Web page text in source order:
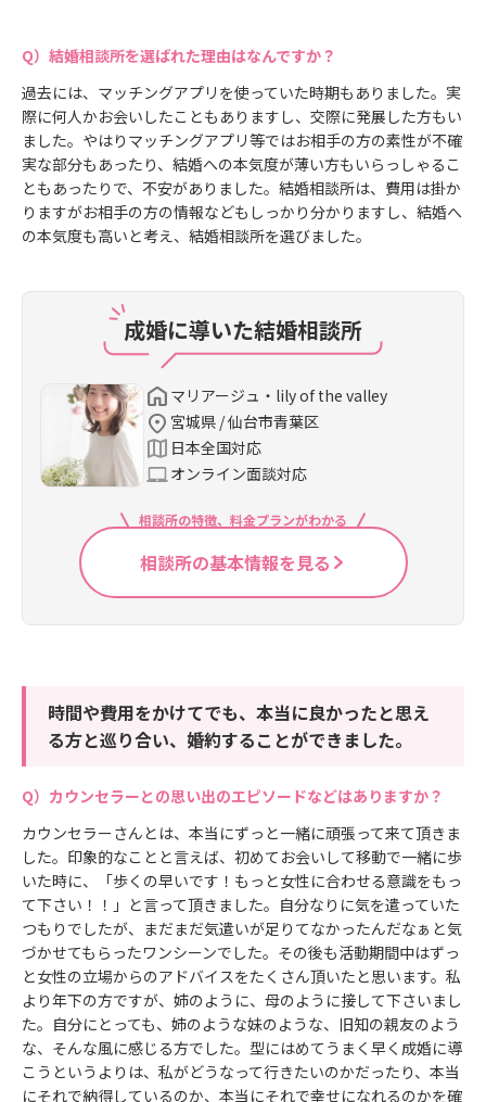
結婚相談所を選ばれた理由はなんですか？
過去には、マッチングアプリを使っていた時期もありました。実
際に何人かお会いしたこともありますし、交際に発展した方もい
ました。やはりマッチングアプリ等ではお相手の方の素性が不確
実な部分もあったり、結婚への本気度が薄い方もいらっしゃるこ
ともあったりで、不安がありました。結婚相談所は、費用は掛か
りますがお相手の方の情報などもしっかり分かりますし、結婚へ
の本気度も高いと考え、結婚相談所を選びました。
成婚に導いた結婚相談所
マリアージュ・lily of the valley
宮城県 / 仙台市青葉区
日本全国対応
オンライン面談対応
相談所の特徴、料金プランがわかる
相談所の基本情報を見る
時間や費用をかけてでも、本当に良かったと思え
る方と巡り合い、婚約することができました。
カウンセラーとの思い出のエピソードなどはありますか？
カウンセラーさんとは、本当にずっと一緒に頑張って来て頂きま
した。印象的なことと言えば、初めてお会いして移動で一緒に歩
いた時に、「歩くの早いです！もっと女性に合わせる意識をもっ
て下さい！！」と言って頂きました。自分なりに気を遣っていた
つもりでしたが、まだまだ気遣いが足りてなかったんだなぁと気
づかせてもらったワンシーンでした。その後も活動期間中はずっ
と女性の立場からのアドバイスをたくさん頂いたと思います。私
より年下の方ですが、姉のように、母のように接して下さいまし
た。自分にとっても、姉のような妹のような、旧知の親友のよう
な、そんな風に感じる方でした。型にはめてうまく早く成婚に導
こうというよりは、私がどうなって行きたいのかだったり、本当
にそれで納得しているのか、本当にそれで幸せになれるのかを確